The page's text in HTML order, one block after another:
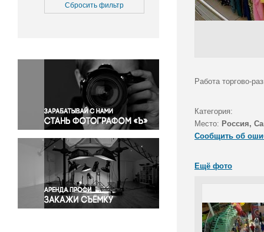
Медицина
Окружающая среда
Политика
Правосудие
Происшествия и конфликты
Религия
Светская жизнь
Спорт
Экология
Экономика и бизнес
Сбросить фильтр
Работа торгово-
Категория:
Место: Россия,
Сообщить об
Ещё фото